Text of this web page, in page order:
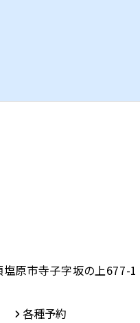
原市寺子字坂の上677-1
各種予約